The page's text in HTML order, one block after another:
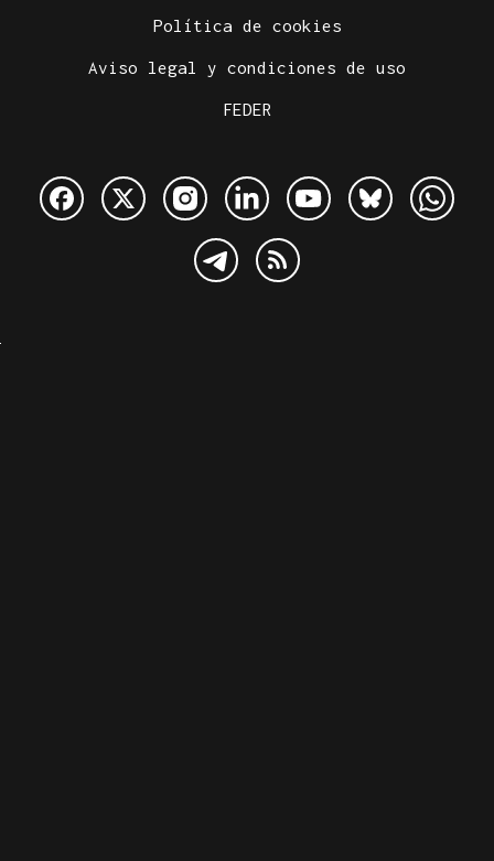
Política de cookies
Aviso legal y condiciones de uso
FEDER